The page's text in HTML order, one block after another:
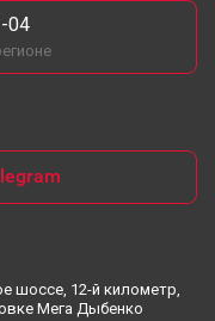
04
шоссе, 12-й километр,
Мега Дыбенко